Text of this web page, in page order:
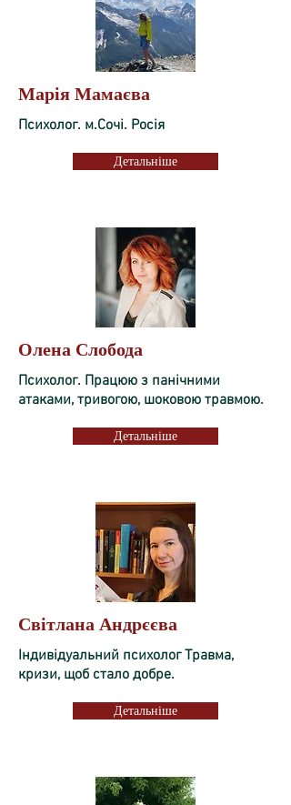
Марія Мамаєва
Психолог. м.Сочі. Росія
Детальніше
Олена Слобода
Психолог. Працюю з панічними
атаками, тривогою, шоковою травмою.
Детальніше
Світлана Андрєєва
Індивідуальний психолог Травма,
кризи, щоб стало добре.
Детальніше